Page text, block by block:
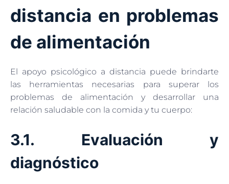
distancia en problemas
de alimentación
El apoyo psicológico a distancia puede brindarte
las herramientas necesarias para superar los
problemas de alimentación y desarrollar una
relación saludable con la comida y tu cuerpo:
3.1. Evaluación y
diagnóstico